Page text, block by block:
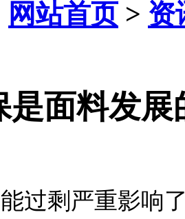
网站首页> 资
是面料发展
过剩严重影响